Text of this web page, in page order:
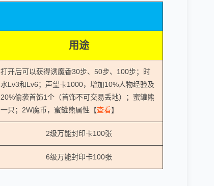
用途
打开后可以获得诱魔香30步、50步、100步；时
水Lv3和Lv6；声望卡1000，增加10%人物经验及
20%偷袭首饰1个（首饰不可交易丢地）；蜜罐熊
一只；2W魔币，蜜罐熊属性【查看】
2级万能封印卡100张
6级万能封印卡100张